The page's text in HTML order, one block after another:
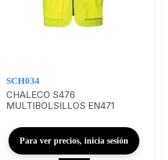
SCH034
CHALECO S476
MULTIBOLSILLOS EN471
Para ver precios, inicia sesión